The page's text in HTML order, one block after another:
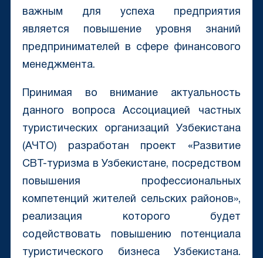
важным для успеха предприятия
является повышение уровня знаний
предпринимателей в сфере финансового
менеджмента.
Принимая во внимание актуальность
данного вопроса Ассоциацией частных
туристических организаций Узбекистана
(АЧТО) разработан проект «Развитие
CBT-туризма в Узбекистане, посредством
повышения профессиональных
компетенций жителей сельских районов»,
реализация которого будет
содействовать повышению потенциала
туристического бизнеса Узбекистана.